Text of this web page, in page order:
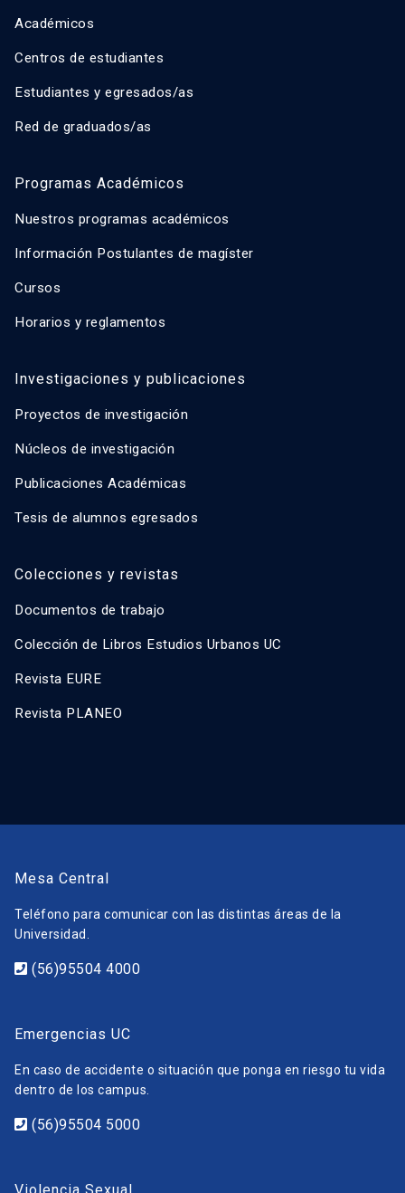
Académicos
Centros de estudiantes
Estudiantes y egresados/as
Red de graduados/as
Programas Académicos
Nuestros programas académicos
Información Postulantes de magíster
Cursos
Horarios y reglamentos
Investigaciones y publicaciones
Proyectos de investigación
Núcleos de investigación
Publicaciones Académicas
Tesis de alumnos egresados
Colecciones y revistas
Documentos de trabajo
Colección de Libros Estudios Urbanos UC
Revista EURE
Revista PLANEO
Mesa Central
Teléfono para comunicar con las distintas áreas de la
Universidad.
(56)95504 4000
Emergencias UC
En caso de accidente o situación que ponga en riesgo tu vida
dentro de los campus.
(56)95504 5000